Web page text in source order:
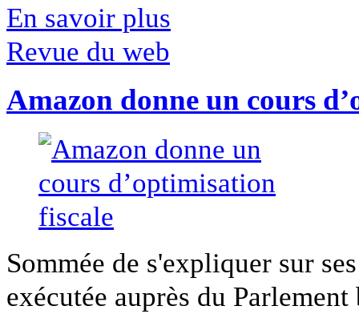
En savoir plus
Revue du web
Amazon donne un cours
Sommée de s'expliquer sur
exécutée auprès du